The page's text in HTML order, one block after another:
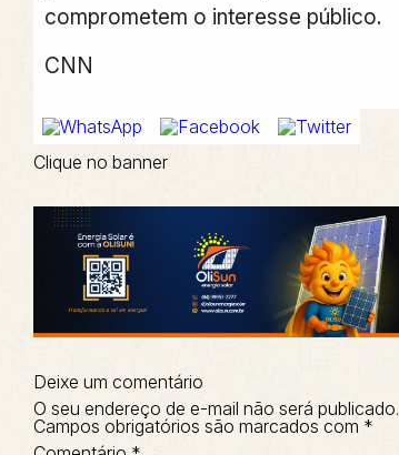
comprometem o interesse público.
CNN
Clique no banner
Deixe um comentário
O seu endereço de e-mail não será publicado.
Campos obrigatórios são marcados com *